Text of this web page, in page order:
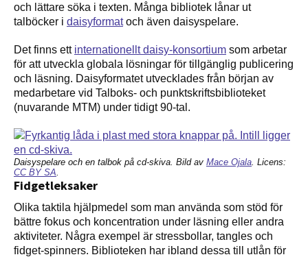
och lättare söka i texten. Många bibliotek lånar ut
talböcker i daisyformatoch även daisyspelare.
Det finns ett internationellt daisy-konsortium som arbetar
för att utveckla globala lösningar för tillgänglig publicering
och läsning. Daisyformatet utvecklades från början av
medarbetare vid Talboks- och punktskriftsbiblioteket
(nuvarande MTM) under tidigt 90-tal.
Daisyspelare och en talbok på cd-skiva. Bild av Mace Ojala. Licens:
CC BY SA.
Fidgetleksaker
Olika taktila hjälpmedel som man använda som stöd för
bättre fokus och koncentration under läsning eller andra
aktiviteter. Några exempel är stressbollar, tangles och
fidget-spinners. Biblioteken har ibland dessa till utlån för